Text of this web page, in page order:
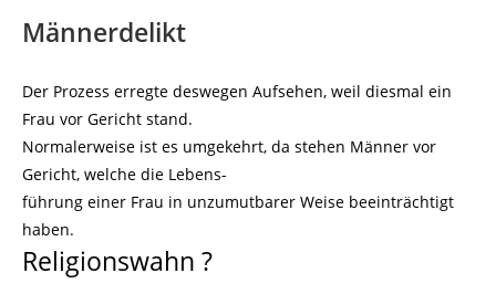
Männerdelikt
Der Prozess erregte deswegen Aufsehen, weil diesmal ein
Frau vor Gericht stand.
Normalerweise ist es umgekehrt, da stehen Männer vor
Gericht, welche die Lebens-
führung einer Frau in unzumutbarer Weise beeinträchtigt
haben.
Religionswahn ?